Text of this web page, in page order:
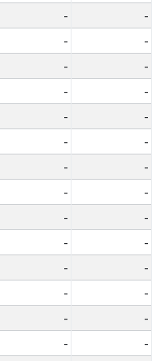
- -
- -
- -
- -
- -
- -
- -
- -
- -
- -
- -
- -
- -
- -